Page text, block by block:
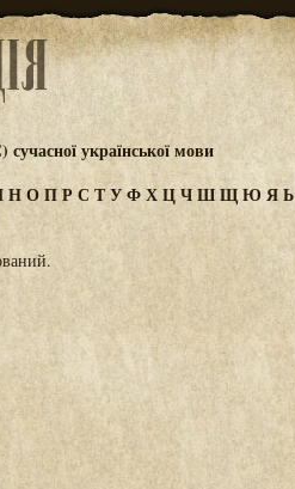
української мови
НОПРС ТУФХЦЧШЩЮ ЯЬ